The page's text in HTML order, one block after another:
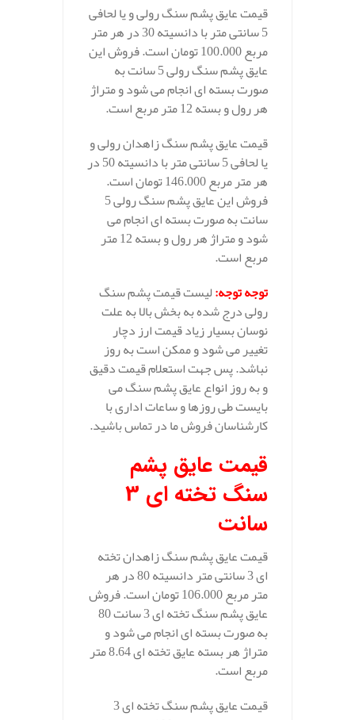
قیمت عایق پشم سنگ رولی و یا لحافی
5 سانتی متر با دانسیته 30 در هر متر
مربع 100.000 تومان است. فروش این
عایق پشم سنگ رولی 5 سانت به
صورت بسته ای انجام می شود و متراژ
هر رول و بسته 12 متر مربع است.
قیمت عایق پشم سنگ زاهدان رولی و
یا لحافی 5 سانتی متر با دانسیته 50 در
هر متر مربع 146.000 تومان است.
فروش این عایق پشم سنگ رولی 5
سانت به صورت بسته ای انجام می
شود و متراژ هر رول و بسته 12 متر
مربع است.
توجه توجه:لیست قیمت پشم سنگ
رولی درج شده به بخش بالا به علت
نوسان بسیار زیاد قیمت ارز دچار
تغییر می شود و ممکن است به روز
نباشد. پس جهت استعلام قیمت دقیق
و به روز انواع عایق پشم سنگ می
بایست طی روزها و ساعات اداری با
کارشناسان فروش ما در تماس باشید.
قیمت عایق پشم
سنگ تخته ای 3
سانت
قیمت عایق پشم سنگ زاهدان تخته
ای 3 سانتی متر دانسیته 80 در هر
متر مربع 106.000 تومان است. فروش
عایق پشم سنگ تخته ای 3 سانت 80
به صورت بسته ای انجام می شود و
متراژ هر بسته عایق تخته ای 8.64 متر
مربع است.
قیمت عایق پشم سنگ تخته ای 3